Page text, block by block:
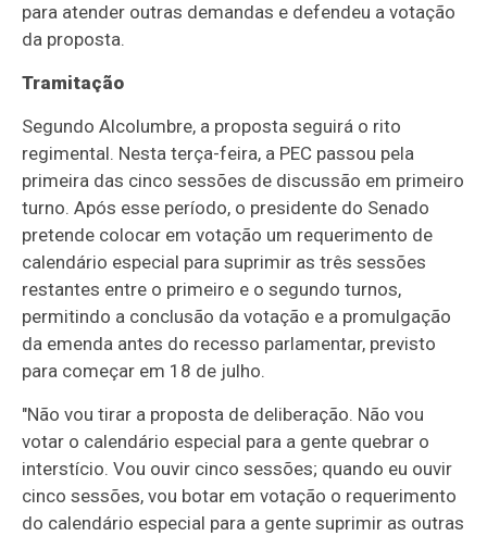
para atender outras demandas e defendeu a votação
da proposta.
Tramitação
Segundo Alcolumbre, a proposta seguirá o rito
regimental. Nesta terça-feira, a PEC passou pela
primeira das cinco sessões de discussão em primeiro
turno. Após esse período, o presidente do Senado
pretende colocar em votação um requerimento de
calendário especial para suprimir as três sessões
restantes entre o primeiro e o segundo turnos,
permitindo a conclusão da votação e a promulgação
da emenda antes do recesso parlamentar, previsto
para começar em 18 de julho.
"Não vou tirar a proposta de deliberação. Não vou
votar o calendário especial para a gente quebrar o
interstício. Vou ouvir cinco sessões; quando eu ouvir
cinco sessões, vou botar em votação o requerimento
do calendário especial para a gente suprimir as outras